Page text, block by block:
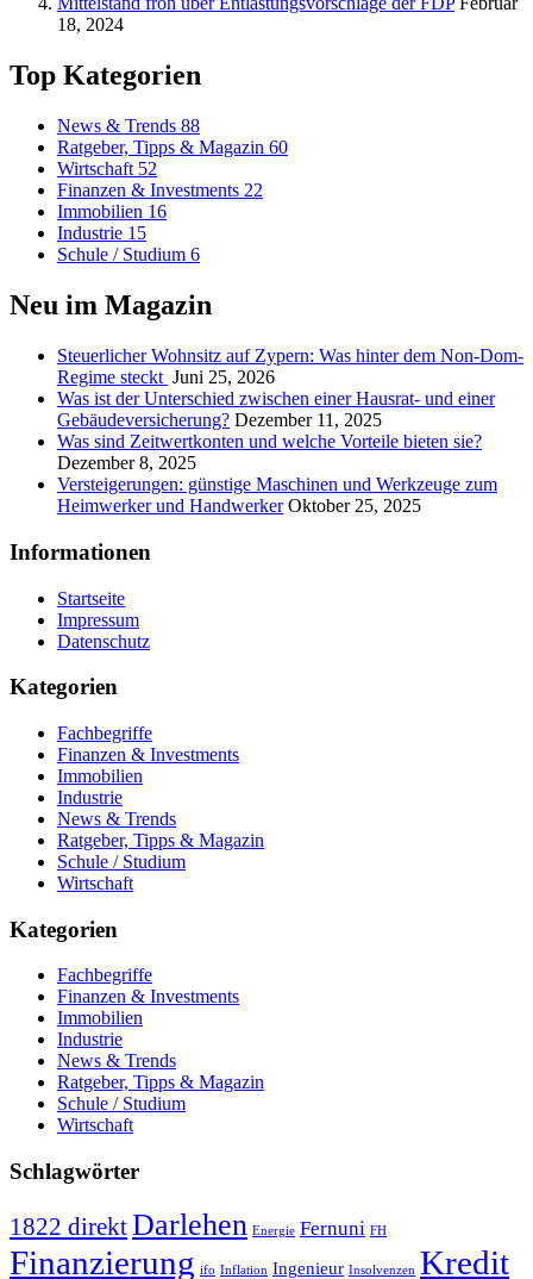
18, 2024
Top Kategorien
News & Trends 88
Ratgeber, Tipps & Magazin 60
Wirtschaft 52
Finanzen & Investments 22
Immobilien 16
Industrie 15
Schule / Studium 6
Neu im Magazin
Steuerlicher Wohnsitz auf Zypern: Was hinter dem Non-Dom-
Regime steckt Juni 25, 2026
Was ist der Unterschied zwischen einer Hausrat- und einer
Gebäudeversicherung? Dezember 11, 2025
Was sind Zeitwertkonten und welche Vorteile bieten sie?
Dezember 8, 2025
Versteigerungen: günstige Maschinen und Werkzeuge zum
Heimwerker und Handwerker Oktober 25, 2025
Informationen
Startseite
Impressum
Datenschutz
Kategorien
Fachbegriffe
Finanzen & Investments
Immobilien
Industrie
News & Trends
Ratgeber, Tipps & Magazin
Schule / Studium
Wirtschaft
Kategorien
Fachbegriffe
Finanzen & Investments
Immobilien
Industrie
News & Trends
Ratgeber, Tipps & Magazin
Schule / Studium
Wirtschaft
Schlagwörter
1822 direktDarlehen Energie Fernuni FH
Finanzierung ifo Inflation Ingenieur Insolvenzen Kredit